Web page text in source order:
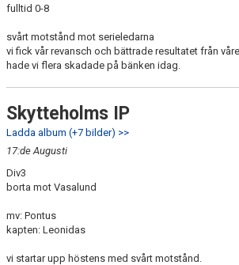
fulltid 0-8
svårt motstånd mot serieledarna
vi fick vår revansch och bättrade resultatet från
hade vi flera skadade på bänken idag.
Skytteholms IP
Ladda album (+7 bilder) >>
17:de Augusti
Div3
borta mot Vasalund
mv: Pontus
kapten: Leonidas
vi startar upp höstens med svårt motstånd.